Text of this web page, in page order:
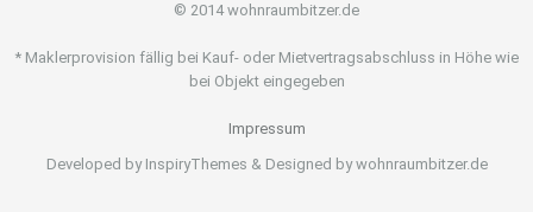
© 2014 wohnraumbitzer.de
* Maklerprovision fällig bei Kauf- oder Mietvertragsabschluss in Höhe wie
bei Objekt eingegeben
Impressum
Developed by InspiryThemes & Designed by wohnraumbitzer.de